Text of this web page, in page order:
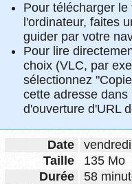
Pour télécharger
l'ordinateur, faites
guider par votre
Pour lire
choix (VLC, par
sélectionnez
cette adresse
d'ouverture d'URL
Date
Taille
135 Mo
Durée
58